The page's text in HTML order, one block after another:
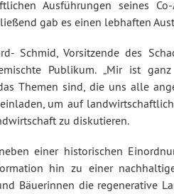
Ausführungen seines
gab es einen lebhaften
Schmid, Vorsitzende des
Publikum. „Mir ist
Themen sind, die uns alle
um auf
zu diskutieren.
einer historischen
hin zu einer
Bäuerinnen die regenerative